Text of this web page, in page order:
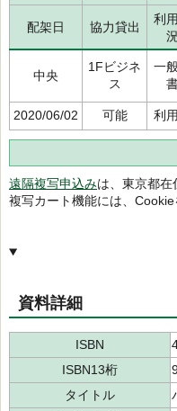
配架日 協力貸出
利
況
中央
1Fビジネ
ス
一
2020/06/02 可能 利
遠隔複写申込みは、東京都
複写カート機能には、
資料詳細
ISBN
ISBN13桁
タイトル